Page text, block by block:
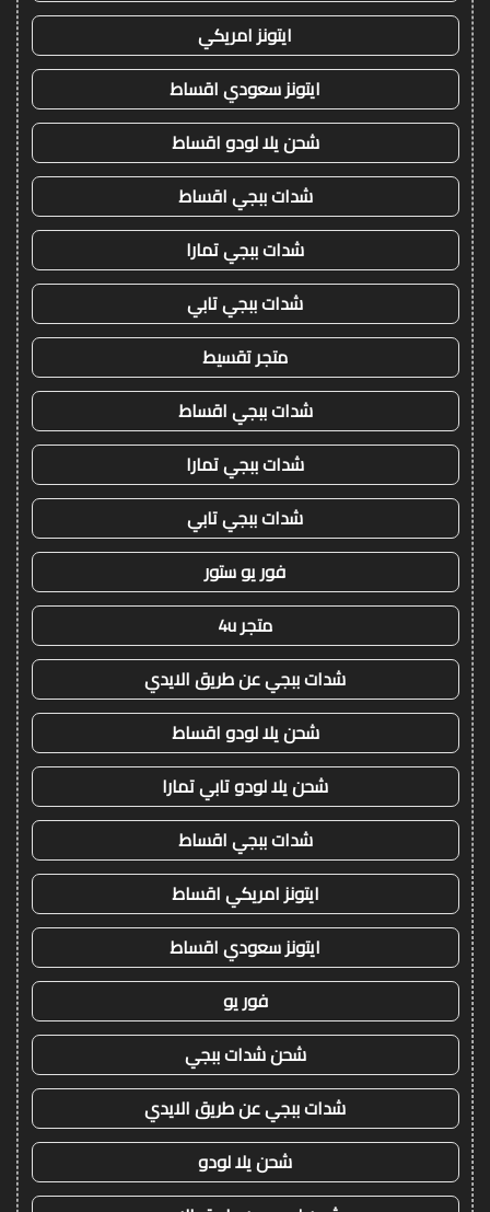
ايتونز امريكي
ايتونز سعودي اقساط
شحن يلا لودو اقساط
شدات ببجي اقساط
شدات ببجي تمارا
شدات ببجي تابي
متجر تقسيط
شدات ببجي اقساط
شدات ببجي تمارا
شدات ببجي تابي
فور يو ستور
متجر 4u
شدات ببجي عن طريق الايدي
شحن يلا لودو اقساط
شحن يلا لودو تابي تمارا
شدات ببجي اقساط
ايتونز امريكي اقساط
ايتونز سعودي اقساط
فور يو
شحن شدات ببجي
شدات ببجي عن طريق الايدي
شحن يلا لودو